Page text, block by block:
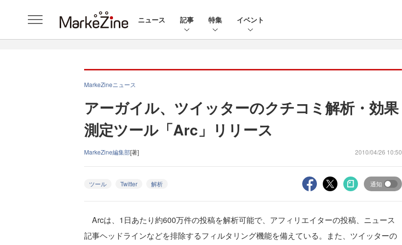
ニュース 記事 特集 イベント
MarkeZineニュース
アーガイル、ツイッターのクチコミ解析・効果
測定ツール「Arc」リリース
MarkeZine編集部[著] 2010/04/26 10:50
ツール Twitter 解析 通知
Arcは、1日あたり約600万件の投稿を解析可能で、アフィリエイターの投稿、ニュース
記事ヘッドラインなどを排除するフィルタリング機能を備えている。また、ツイッターの